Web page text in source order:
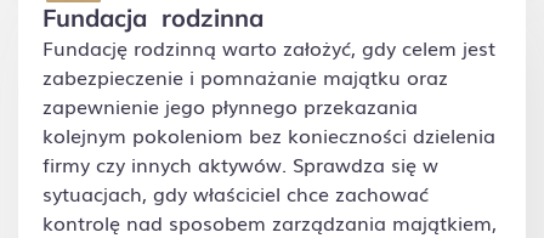
Fundacja rodzinna
Fundację rodzinną warto założyć, gdy celem jest
zabezpieczenie i pomnażanie majątku oraz
zapewnienie jego płynnego przekazania
kolejnym pokoleniom bez konieczności dzielenia
firmy czy innych aktywów. Sprawdza się w
sytuacjach, gdy właściciel chce zachować
kontrolę nad sposobem zarządzania majątkiem,